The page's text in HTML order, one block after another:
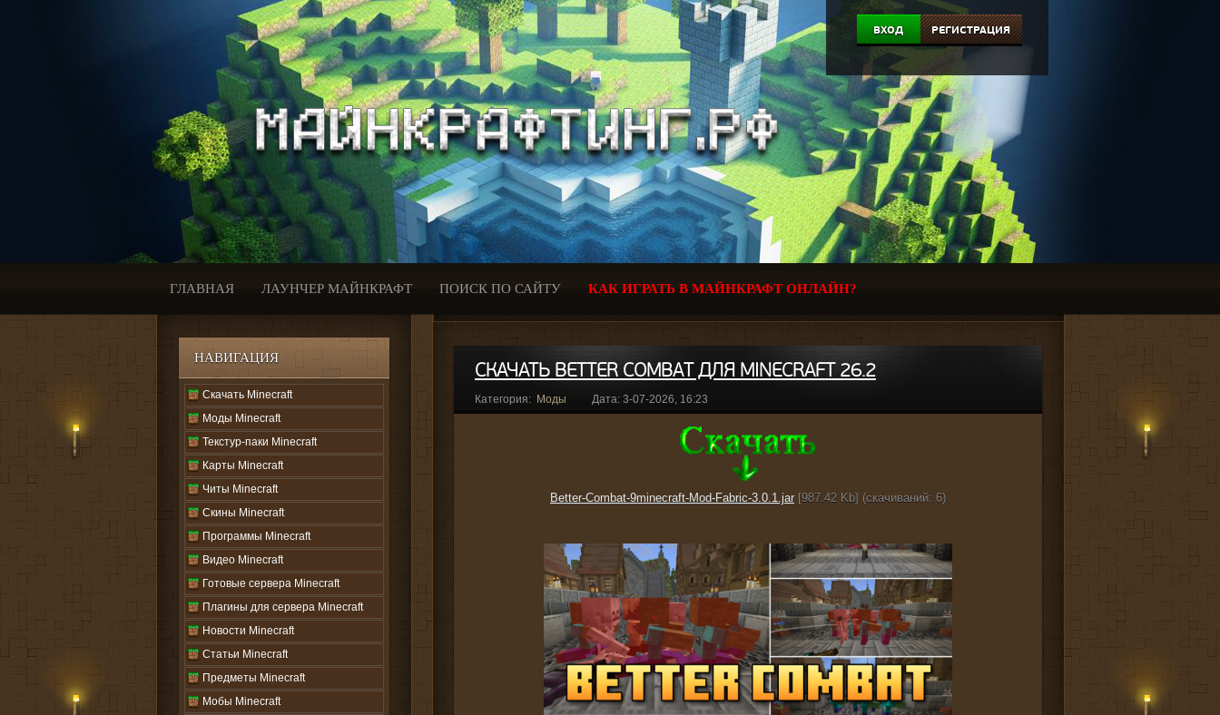
ВХОД РЕГИСТРАЦИЯ
ГЛАВНАЯ ЛАУНЧЕР МАЙНКРАФТ ПОИСК ПО САЙТУ КАК ИГРАТЬ В МАЙНКРАФТ ОНЛАЙН?
НАВИГАЦИЯ
Скачать Minecraft
Моды Minecraft
Текстур-паки Minecraft
Карты Minecraft
Читы Minecraft
Скины Minecraft
Программы Minecraft
Видео Minecraft
Готовые сервера Minecraft
Плагины для сервера Minecraft
Новости Minecraft
Статьи Minecraft
Предметы Minecraft
Мобы Minecraft
СКАЧАТЬ BETTER COMBAT ДЛЯ MINECRAFT 26.2
Категория: Моды Дата: 3-07-2026, 16:23
Better-Combat-9minecraft-Mod-Fabric-3.0.1.jar [987.42 Kb] (cкачиваний: 6)